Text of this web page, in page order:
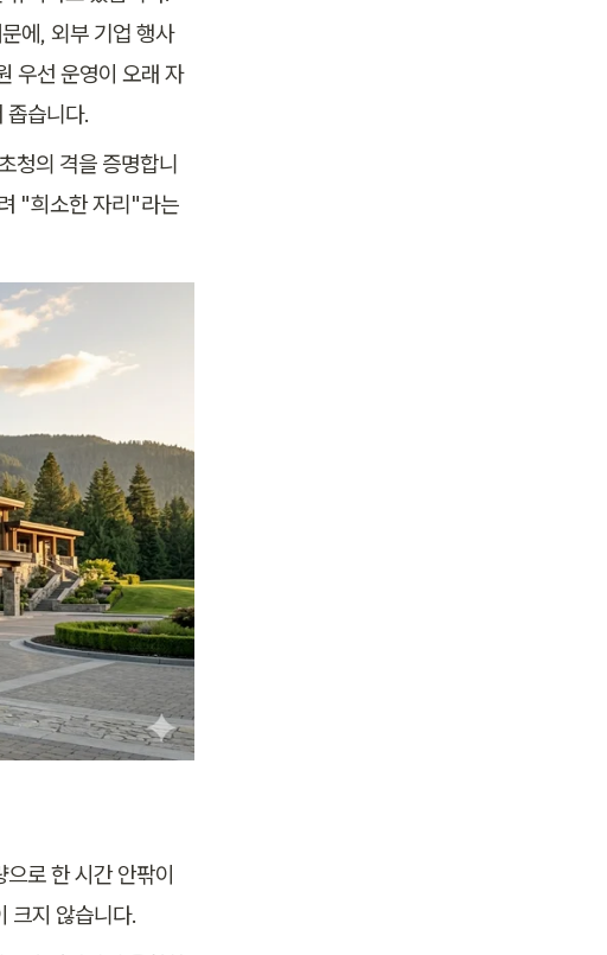
에, 외부 기업 행사
우선 운영이 오래 자
좁습니다.
청의 격을 증명합니
"희소한 자리"라는
로 한 시간 안팎이
크지 않습니다.